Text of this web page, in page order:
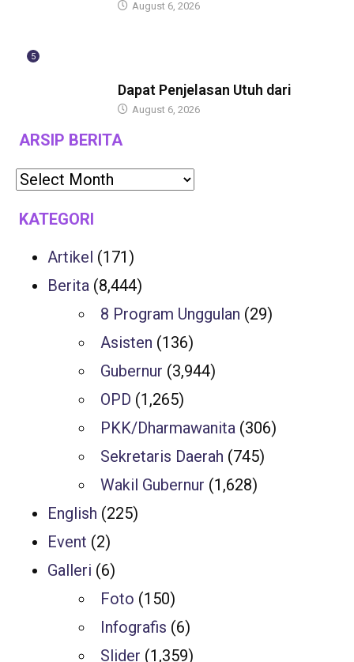
August 6, 2026
5
Dapat Penjelasan Utuh dari
August 6, 2026
ARSIP BERITA
KATEGORI
Artikel (171)
Berita (8,444)
8 Program Unggulan (29)
Asisten (136)
Gubernur (3,944)
OPD (1,265)
PKK/Dharmawanita (306)
Sekretaris Daerah (745)
Wakil Gubernur (1,628)
English (225)
Event (2)
Galleri (6)
Foto (150)
Infografis (6)
Slider (1,359)